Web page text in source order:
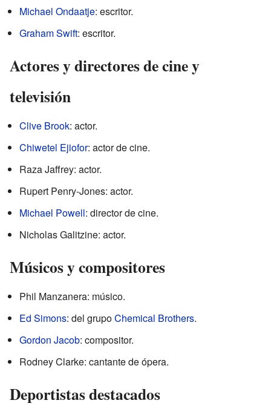
Michael Ondaatje: escritor.
Graham Swift: escritor.
Actores y directores de cine y
televisión
Clive Brook: actor.
Chiwetel Ejiofor: actor de cine.
Raza Jaffrey: actor.
Rupert Penry-Jones: actor.
Michael Powell: director de cine.
Nicholas Galitzine: actor.
Músicos y compositores
Phil Manzanera: músico.
Ed Simons: del grupoChemical Brothers.
Gordon Jacob: compositor.
Rodney Clarke: cantante de ópera.
Deportistas destacados